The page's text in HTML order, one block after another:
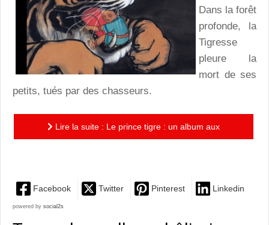
Dans la forêt
profonde, la
Tigresse
pleure la
mort de ses
petits, tués par des chasseurs.
Lire la suite : Le prince tigre : un album aux
Facebook Twitter Pinterest Linkedin
powered by social2s